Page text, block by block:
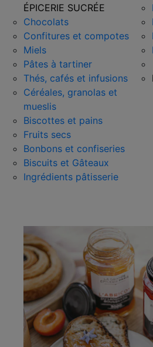
ÉPICERIE SUCRÉE
Chocolats
Confitures et compotes
Miels
Pâtes à tartiner
Thés, cafés et infusions
Céréales, granolas et
mueslis
Biscottes et pains
Fruits secs
Bonbons et confiseries
Biscuits et Gâteaux
Ingrédients pâtisserie